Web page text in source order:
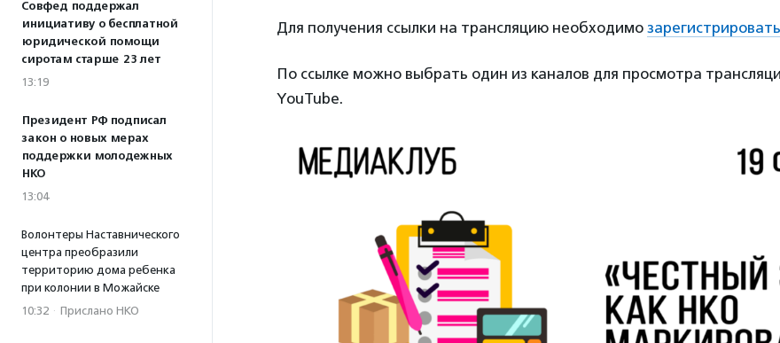
Совфед поддержал
инициативу о бесплатной
юридической помощи
сиротам старше 23 лет
13:19
Президент РФ подписал
закон о новых мерах
поддержки молодежных
НКО
13:04
Волонтеры Наставнического
центра преобразили
территорию дома ребенка
при колонии в Можайске
10:32 · Прислано НКО
Для получения ссылки на трансляцию необходимо
По ссылке можно выбрать один из каналов для просмотра
YouTube.